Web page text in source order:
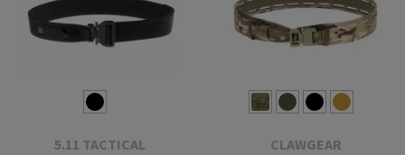
5.11 TACTICAL CLAWGEAR